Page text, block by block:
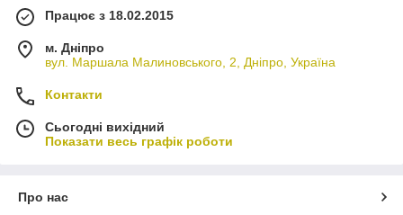
Працює з 18.02.2015
м. Дніпро
вул. Маршала Малиновського, 2, Дніпро, Україна
Контакти
Сьогодні вихідний
Показати весь графік роботи
Про нас